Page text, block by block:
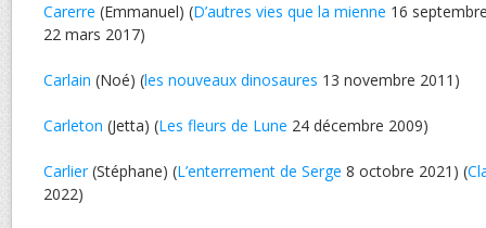
Carerre (Emmanuel) (D’autres vies que la mienne 16
22 mars 2017)
Carlain (Noé) (les nouveaux dinosaures 13 novembre 2011)
Carleton (Jetta) (Les fleurs de Lune 24 décembre 2009)
Carlier(Stéphane) (L’enterrement de Serge 8 octobre 2021) (
2022)